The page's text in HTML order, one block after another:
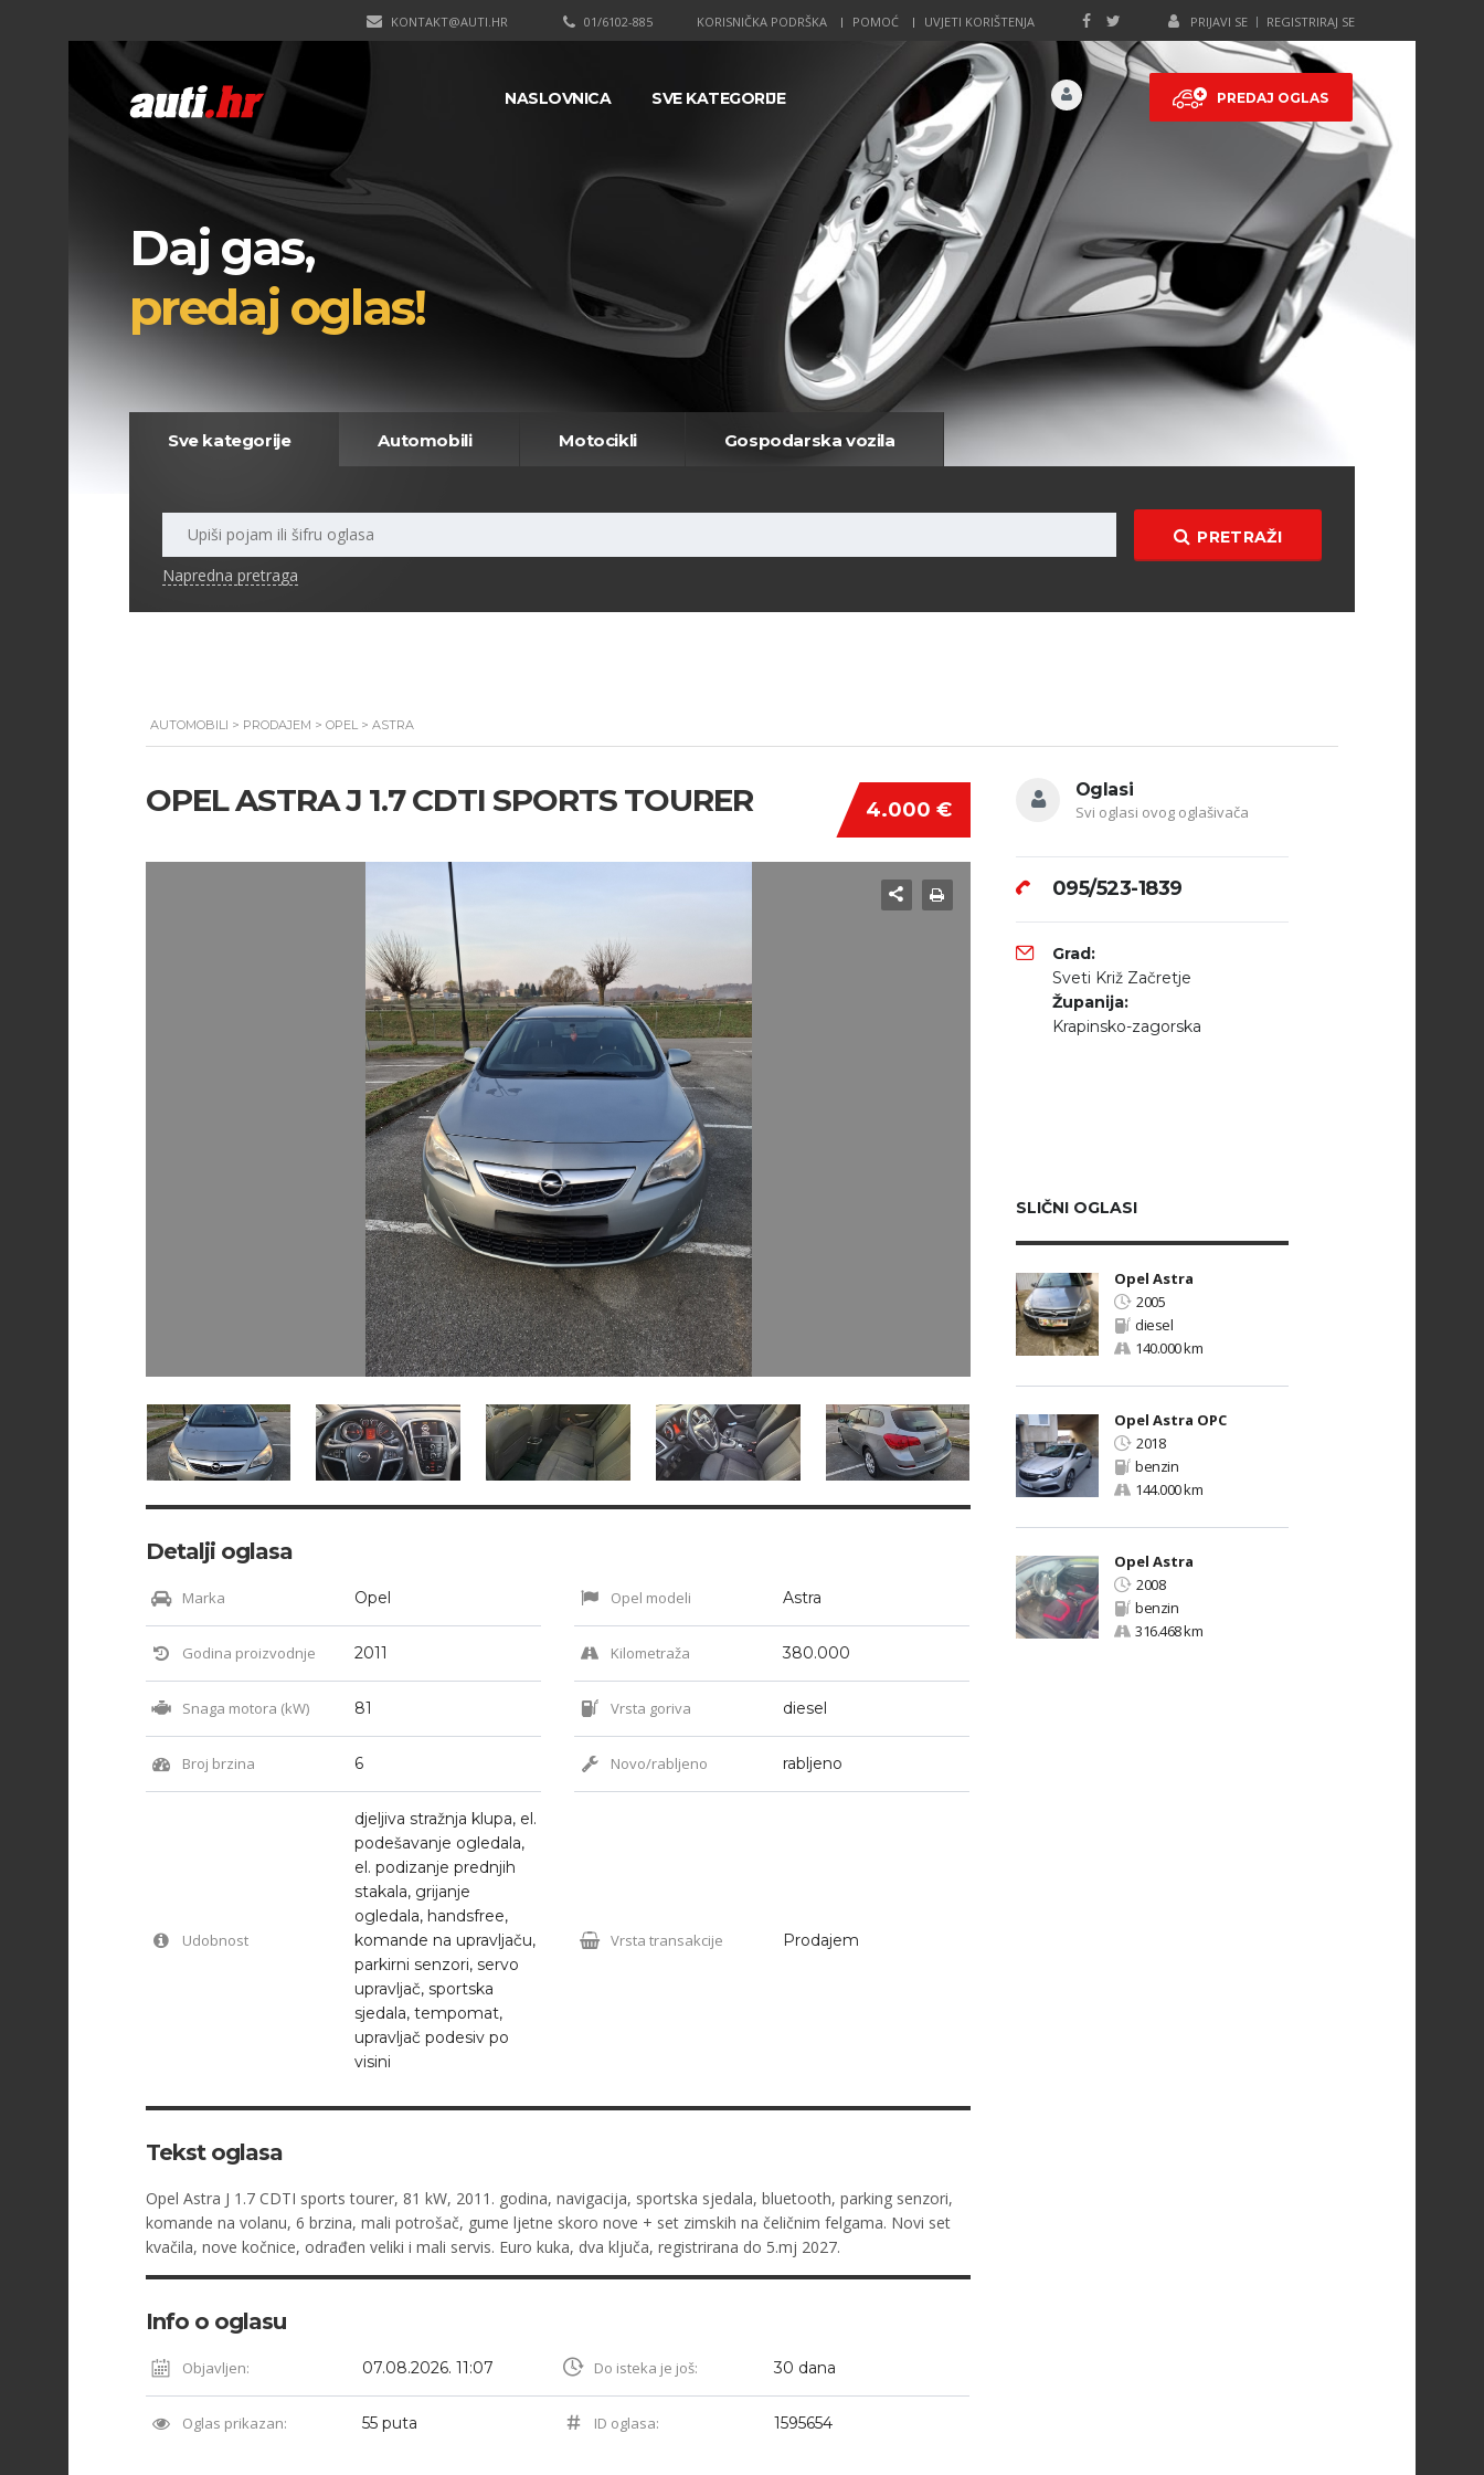
PRIJAVI SE REGISTRIRAJ SE
KORISNIČKA PODRŠKA POMOĆ UVJETI KORIŠTENJA
01/6102-885
KONTAKT@AUTI.HR
PREDAJ OGLAS
NASLOVNICA SVE KATEGORIJE
Daj gas,
predaj oglas!
Sve kategorije Automobili Motocikli Gospodarska vozila
PRETRAŽI
Napredna pretraga
AUTOMOBILI > PRODAJEM > OPEL > ASTRA
4.000 €
OPEL ASTRA J 1.7 CDTI SPORTS TOURER
Detalji oglasa
Marka Opel Opel modeli Astra
Godina proizvodnje 2011 Kilometraža 380.000
Snaga motora (kW) 81 Vrsta goriva diesel
Broj brzina 6 Novo/rabljeno rabljeno
Udobnost
djeljiva stražnja klupa, el.
podešavanje ogledala,
el. podizanje prednjih
stakala, grijanje
ogledala, handsfree,
komande na upravljaču,
parkirni senzori, servo
upravljač, sportska
sjedala, tempomat,
upravljač podesiv po
visini
Vrsta transakcije Prodajem
Tekst oglasa
Opel Astra J 1.7 CDTI sports tourer, 81 kW, 2011. godina, navigacija, sportska sjedala, bluetooth, parking senzori,
komande na volanu, 6 brzina, mali potrošač, gume ljetne skoro nove + set zimskih na čeličnim felgama. Novi set
kvačila, nove kočnice, odrađen veliki i mali servis. Euro kuka, dva ključa, registrirana do 5.mj 2027.
Info o oglasu
Objavljen: 07.08.2026. 11:07 Do isteka je još: 30 dana
Oglas prikazan: 55 puta ID oglasa: 1595654
Oglasi
Svi oglasi ovog oglašivača
095/523-1839
Grad:
Sveti Križ Začretje
Županija:
Krapinsko-zagorska
SLIČNI OGLASI
Opel Astra
2005
diesel
140.000 km
Opel Astra OPC
2018
benzin
144.000 km
Opel Astra
2008
benzin
316.468 km